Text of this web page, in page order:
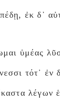
ἐκ δ᾽
ὑμέας
τότ᾽ ἐν
λέγων